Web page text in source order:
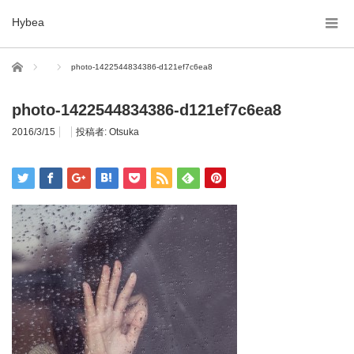
Hybea
ホーム photo-1422544834386-d121ef7c6ea8
photo-1422544834386-d121ef7c6ea8
2016/3/15 投稿者: Otsuka